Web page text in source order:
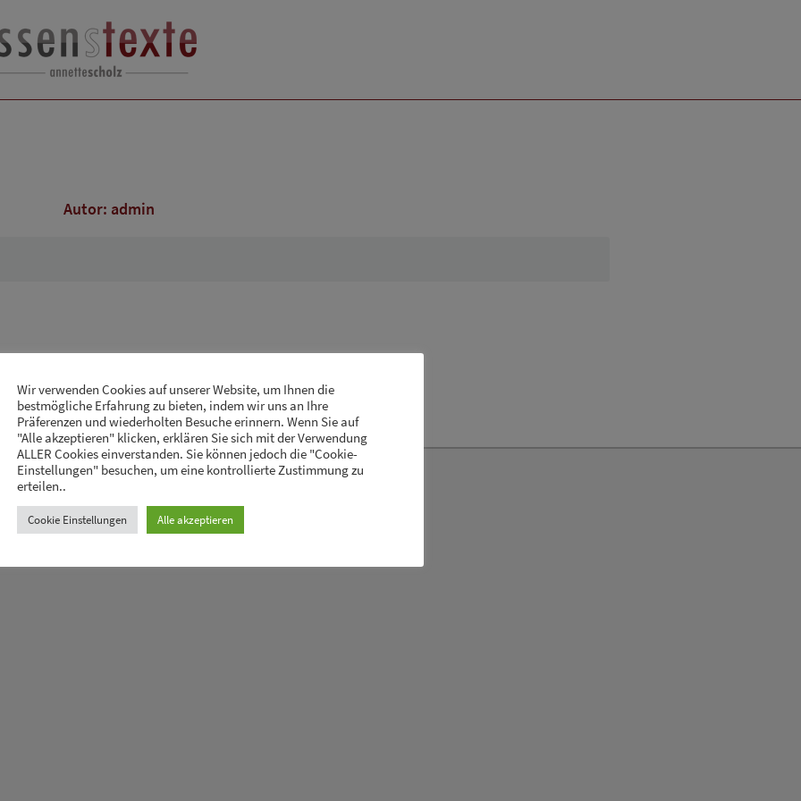
Autor: admin
| Textbüro Annette Scholz | Friedrichswall 16 | 45276 Essen
Wir verwenden Cookies auf unserer Website, um Ihnen die
bestmögliche Erfahrung zu bieten, indem wir uns an Ihre
Präferenzen und wiederholten Besuche erinnern. Wenn Sie auf
"Alle akzeptieren" klicken, erklären Sie sich mit der Verwendung
ALLER Cookies einverstanden. Sie können jedoch die "Cookie-
Einstellungen" besuchen, um eine kontrollierte Zustimmung zu
erteilen..
Cookie Einstellungen Alle akzeptieren